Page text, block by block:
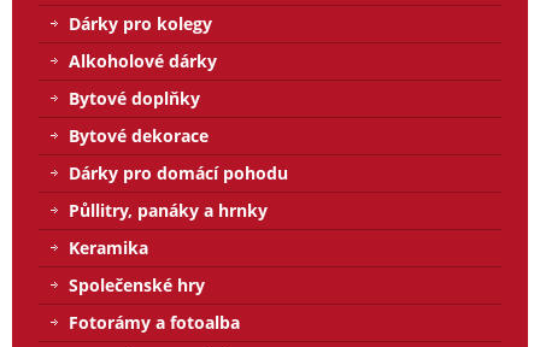
Dárky pro kolegy
Alkoholové dárky
Bytové doplňky
Bytové dekorace
Dárky pro domácí pohodu
Půllitry, panáky a hrnky
Keramika
Společenské hry
Fotorámy a fotoalba